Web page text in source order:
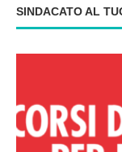
SINDACATO AL